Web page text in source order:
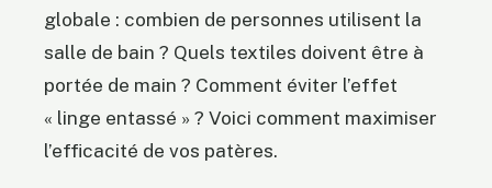
globale : combien de personnes utilisent la
salle de bain ? Quels textiles doivent être à
portée de main ? Comment éviter l’effet
« linge entassé » ? Voici comment maximiser
l’efficacité de vos patères.